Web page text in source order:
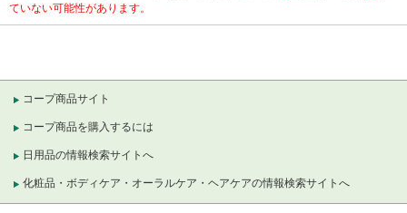
ていない可能性があります。
コープ商品サイト
コープ商品を購入するには
日用品の情報検索サイトへ
化粧品・ボディケア・オーラルケア・ヘアケアの情報検索サイトへ